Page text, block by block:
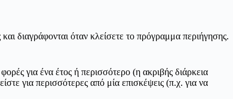
διαγράφονται όταν κλείσετε το πρόγραμμα περιήγησης.
για ένα έτος ή περισσότερο (η ακριβής διάρκεια
για περισσότερες από μία επισκέψεις (π.χ. για να